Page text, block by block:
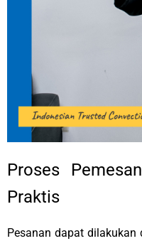
Proses
Praktis
Pesanan dapat